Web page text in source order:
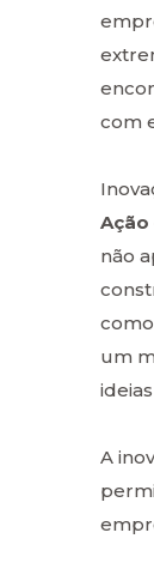
com
Ação
não
um
A